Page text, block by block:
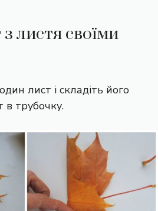
з листя своїми
лист і складіть його
в трубочку.